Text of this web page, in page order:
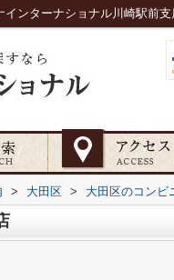
ンターナショナル川崎駅前支
> 大田区 > 大田区のコンビ